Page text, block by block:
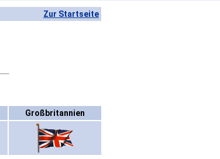
Zur Startseite
Großbritannien